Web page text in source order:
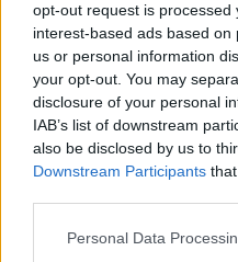
opt-out request is processed
interest-based ads based
us or personal information
your opt-out. You may
disclosure of your personal
IAB’s list of downstream
also be disclosed by us to
Downstream Participants
Please note that this
Personal Data
Hijo de Javier
capacidades